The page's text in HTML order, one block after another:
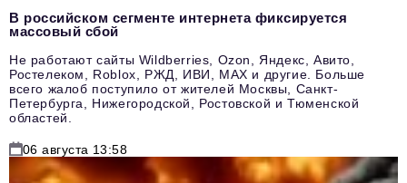
В российском сегменте интернета фиксируется
массовый сбой
Не работают сайты Wildberries, Ozon, Яндекс, Авито,
Ростелеком, Roblox, РЖД, ИВИ, MAX и другие. Больше
всего жалоб поступило от жителей Москвы, Санкт-
Петербурга, Нижегородской, Ростовской и Тюменской
областей.
06 августа 13:58